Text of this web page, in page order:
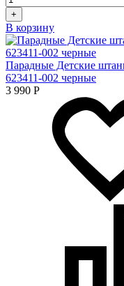
+
В корзину
Парадные Детские
623411-002 черные
3 990 Р